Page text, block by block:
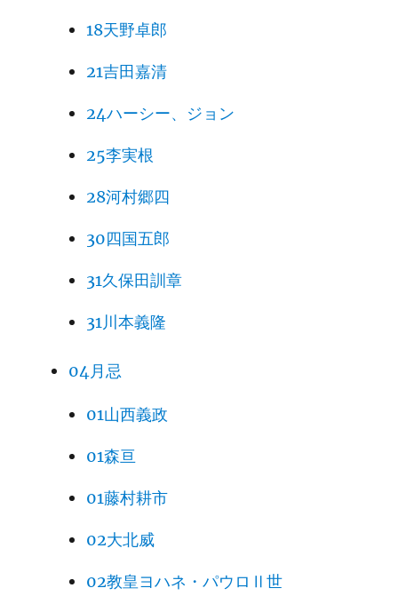
18天野卓郎
21吉田嘉清
24ハーシー、ジョン
25李実根
28河村郷四
30四国五郎
31久保田訓章
31川本義隆
04月忌
01山西義政
01森亘
01藤村耕市
02大北威
02教皇ヨハネ・パウロⅡ世